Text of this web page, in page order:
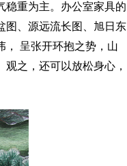
稳重为主。办公室家具的
图、源远流长图、旭日东
呈张开环抱之势，山
观之，还可以放松身心，